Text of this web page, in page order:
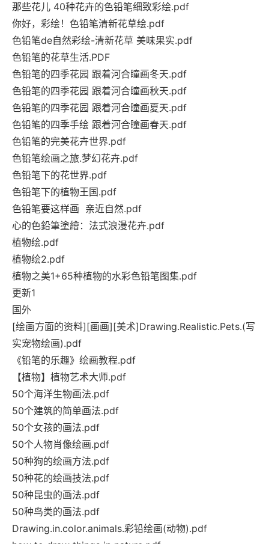
那些花儿 40种花卉的色铅笔细致彩绘.pdf
你好，彩绘！色铅笔清新花草绘.pdf
色铅笔de自然彩绘-清新花草 美味果实.pdf
色铅笔的花草生活.PDF
色铅笔的四季花园 跟着河合瞳画冬天.pdf
色铅笔的四季花园 跟着河合瞳画秋天.pdf
色铅笔的四季花园 跟着河合瞳画夏天.pdf
色铅笔的四季手绘 跟着河合瞳画春天.pdf
色铅笔的完美花卉世界.pdf
色铅笔绘画之旅.梦幻花卉.pdf
色铅笔下的花世界.pdf
色铅笔下的植物王国.pdf
色铅笔要这样画 亲近自然.pdf
心的色鉛筆塗繪：法式浪漫花卉.pdf
植物绘.pdf
植物绘2.pdf
植物之美1+65种植物的水彩色铅笔图集.pdf
更新1
国外
[绘画方面的资料][画画][美术]Drawing.Realistic.Pets.(写
实宠物绘画).pdf
《铅笔的乐趣》绘画教程.pdf
【植物】植物艺术大师.pdf
50个海洋生物画法.pdf
50个建筑的简单画法.pdf
50个女孩的画法.pdf
50个人物肖像绘画.pdf
50种狗的绘画方法.pdf
50种花的绘画技法.pdf
50种昆虫的画法.pdf
50种鸟类的画法.pdf
Drawing.in.color.animals.彩铅绘画(动物).pdf